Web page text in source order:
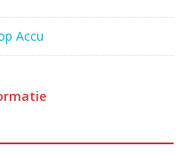
Accu